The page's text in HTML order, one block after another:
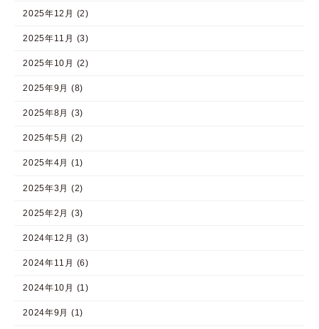
2025年12月 (2)
2025年11月 (3)
2025年10月 (2)
2025年9月 (8)
2025年8月 (3)
2025年5月 (2)
2025年4月 (1)
2025年3月 (2)
2025年2月 (3)
2024年12月 (3)
2024年11月 (6)
2024年10月 (1)
2024年9月 (1)